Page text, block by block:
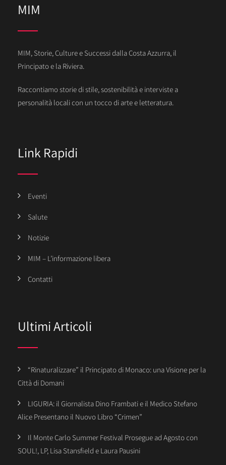
MIM
MIM, Storie, Culture e Successi dalla Costa Azzurra, il
Principato e la Riviera.
Raccontiamo storie di stile, sostenibilità e interviste a
personalità locali con un tocco di arte e letteratura.
Link Rapidi
Eventi
Salute
Notizie
MIM – L’informazione libera
Contatti
Ultimi Articoli
“Rinaturalizzare” il Principato di Monaco: una Visione per la
Città di Domani
LIGURIA: il Giornalista Dino Frambati e il Medico Stefano
Alice Presentano il Nuovo Libro “Crimen”
Il Monte Carlo Summer Festival Prosegue ad Agosto con
SOUL!, LP, Lisa Stansfield e Laura Pausini